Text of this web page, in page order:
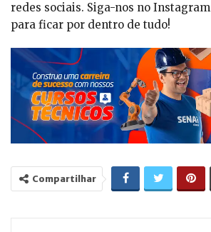
redes sociais. Siga-nos no Instagram
para ficar por dentro de tudo!
Compartilhar